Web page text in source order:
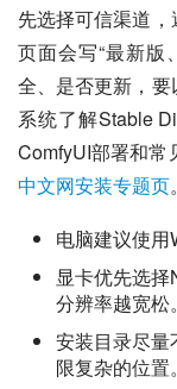
先选择可信渠道
页面会写“最新版
全、是否更新，
系统了解Stable
ComfyUI部署和常
中文网安装专题页。
电脑建议使用
显卡优先选
分辨率越宽松。
安装目录尽量
限复杂的位置。